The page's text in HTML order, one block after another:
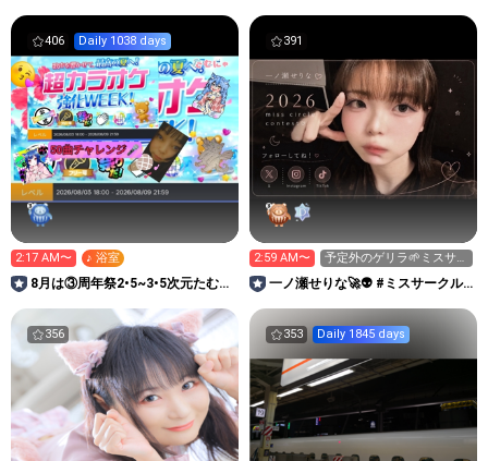
406 Daily 1038 days
2:17 AM〜 ♪ 浴室
8月は③周年祭2•5~3•5次元たむに
391
2:59 AM〜
予定外のゲリラ🌱ミスサー
A🌱🌱夜型生活辞めたい
一ノ瀬せりな🚀👽 #ミスサークル
356 353 Daily 1845 days